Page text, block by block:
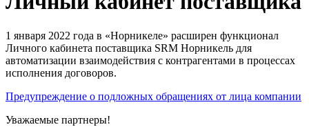
1 января 2022 года в «Норникеле» расширен функционал
Личного кабинета поставщика SRM Норникель для
автоматизации взаимодействия с контрагентами в процессах
исполнения договоров.
Предупреждение о подложных обращениях от лица компании
Уважаемые партнеры!